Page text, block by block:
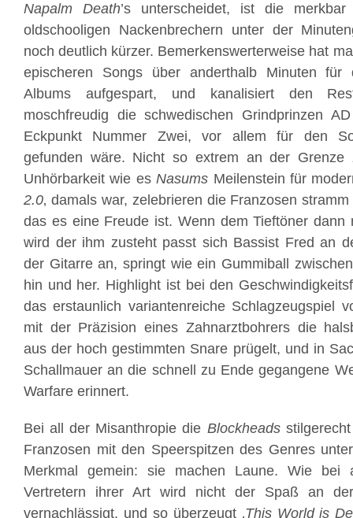
Napalm Death’s unterscheidet, ist die
oldschooligen Nackenbrechern unter der
noch deutlich kürzer. Bemerkenswerterweise hat
epischeren Songs über anderthalb Minuten
Albums aufgespart, und kanalisiert den
moschfreudig die schwedischen Grindprinzen
Eckpunkt Nummer Zwei, vor allem für den
gefunden wäre. Nicht so extrem an der Grenze
Unhörbarkeit wie esNasums Meilenstein für
2.0‚ damals war, zelebrieren die Franzosen
das es eine Freude ist. Wenn dem Tieftöner dann
wird der ihm zusteht passt sich Bassist Fred an
der Gitarre an, springt wie ein Gummiball
hin und her. Highlight ist bei den
das erstaunlich variantenreiche Schlagzeugspiel
mit der Präzision eines Zahnarztbohrers die
aus der hoch gestimmten Snare prügelt, und in
Schallmauer an die schnell zu Ende gegangene
Warfare erinnert.
Bei all der Misanthropie die Blockheadsstilgerecht
Franzosen mit den Speerspitzen des Genres
Merkmal gemein: sie machen Laune. Wie bei
Vertretern ihrer Art wird nicht der Spaß an der
vernachlässigt, und so überzeugt ‚This World is